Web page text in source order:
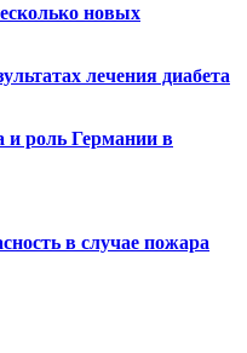
новых
лечения диабета
и роль Германии в
в случае пожара